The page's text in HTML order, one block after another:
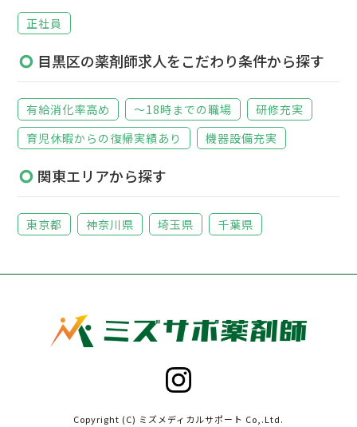
正社員
目黒区の薬剤師求人をこだわり条件から探す
有給消化率高め ～18時までの職場
研修充実
育児休暇からの復帰実績あり
機器設備充実
関東エリアから探す
東京都 神奈川県 埼玉県 千葉県
Copyright (C) ミズメディカルサポート Co,.Ltd.